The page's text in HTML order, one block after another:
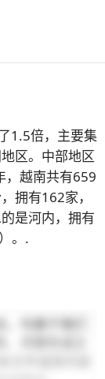
1.5倍，主要集
区。中部地区
，越南共有659
拥有162家，
是河内，拥有
。.
均基于我们